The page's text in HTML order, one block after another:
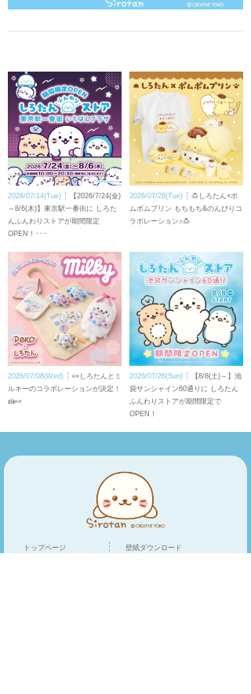
2026/07/14(Tue)
【2026/7/24(金)
～8/6(木)】東京駅一番街に しろた
んふんわりストアが期間限定
OPEN！･･･
2026/07/28(Tue)
🍮しろたん×ポ
ムポムプリン もちもち&のんびりコ
ラボレーション♪🍮
2026/07/08(Wed)
🍬しろたんとミ
ルキーのコラボレーションが決定！
🍰🍬
2026/07/26(Sun)
【8/8(土)～】池
袋サンシャイン60通りに しろたん
ふんわりストアが期間限定で
OPEN！
トップページ 壁紙ダウンロード